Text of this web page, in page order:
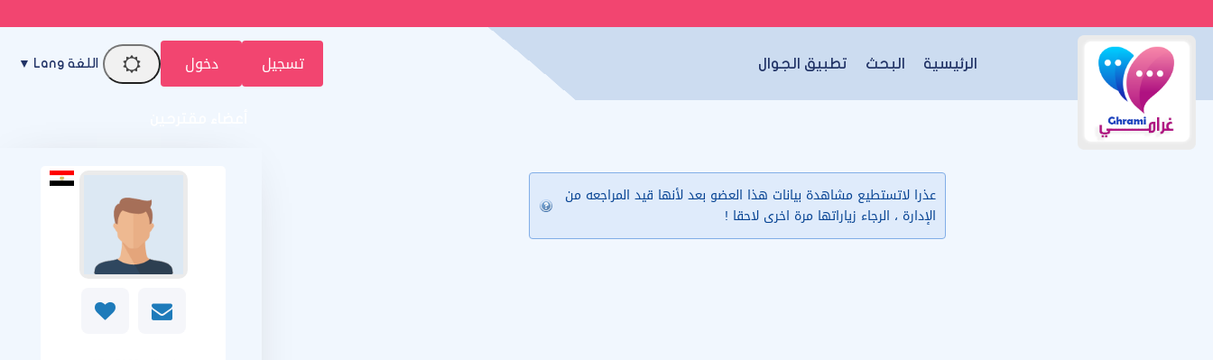
الرئيسية البحث تطبيق الجوال تسجيل دخول اللغة Lang ▼
عذرا لاتستطيع مشاهدة بيانات هذا العضو بعد لأنها قيد المراجعه من
الإدارة ، الرجاء زياراتها مرة اخرى لاحقا !